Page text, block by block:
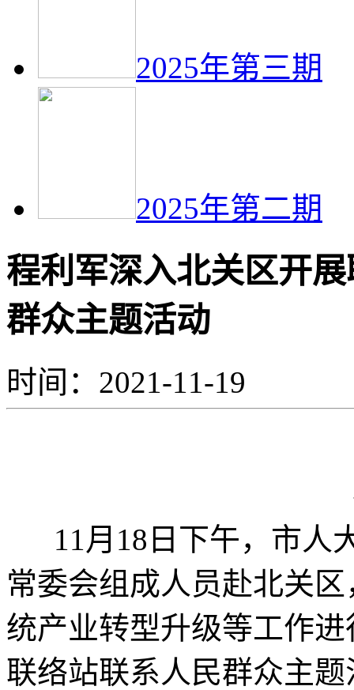
2025年第三期
2025年第二期
程利军深入北关区开
群众主题活动
时间：2021-11-19
11月18日下午，市人
常委会组成人员赴北关
统产业转型升级等工作
联络站联系人民群众主题